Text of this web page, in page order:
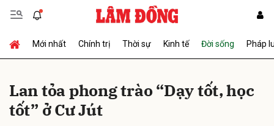
Mới nhất Chính trị Thời sự Kinh tế Đời sống Pháp
Lan tỏa phong trào “Dạy tốt, học
tốt” ở Cư Jút
Gửi bình luận